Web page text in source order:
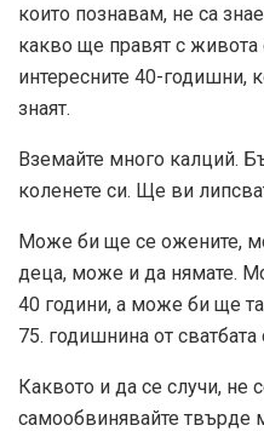
които познавам, не са
какво ще правят с живота
интересните 40-годишни,
знаят.
Вземайте много калций.
коленете си. Ще ви
Може би ще се ожените,
деца, може и да нямате.
40 години, а може би ще
75. годишнина от сватбата
Каквото и да се случи, не
самообвинявайте твърде